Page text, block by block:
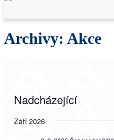
Archivy: Akce
Akce
Nadcházející
datum.
Září 2026